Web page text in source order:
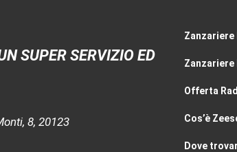
SUPER SERVIZIO ED
8, 20123
Zanzariere
Offerta
Cos’è
Dove